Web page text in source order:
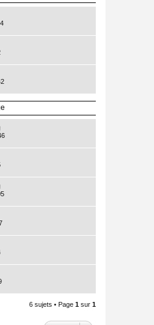
6 sujets • Page 1 sur 1